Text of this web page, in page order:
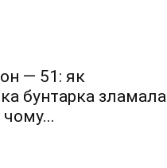
— 51: як
бунтарка зламала